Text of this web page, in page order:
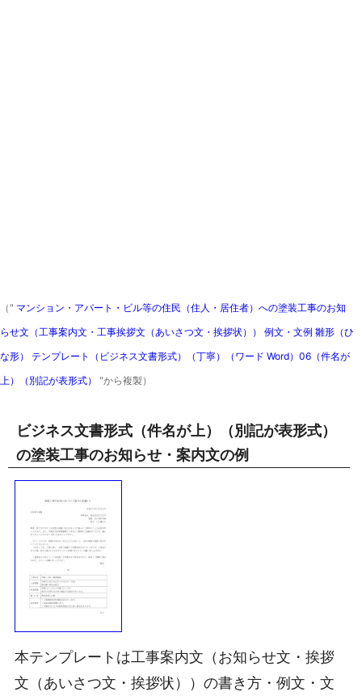
（" マンション・アパート・ビル等の住民（住人・居住者）への塗装工事のお知
らせ文（工事案内文・工事挨拶文（あいさつ文・挨拶状）） 例文・文例 雛形（ひ
な形） テンプレート（ビジネス文書形式）（丁寧）（ワード Word）06（件名が
上）（別記が表形式） "から複製）
ビジネス文書形式（件名が上）（別記が表形式）
の塗装工事のお知らせ・案内文の例
本テンプレートは工事案内文（お知らせ文・挨拶
文（あいさつ文・挨拶状））の書き方・例文・文